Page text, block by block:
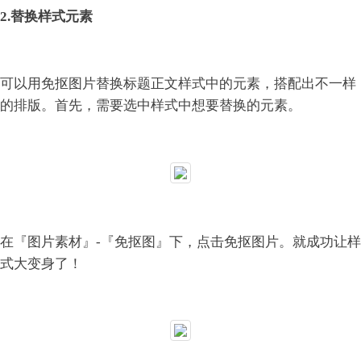
2.替换样式元素
可以用免抠图片替换标题正文样式中的元素，搭配出不一样
的排版。 首先，需要选中样式中想要替换的元素。
在『图片素材』-『免抠图』下，点击免抠图片。就成功让样
式大变身了！